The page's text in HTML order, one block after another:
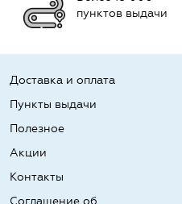
пунктов выдачи
Доставка и оплата
Пункты выдачи
Полезное
Акции
Контакты